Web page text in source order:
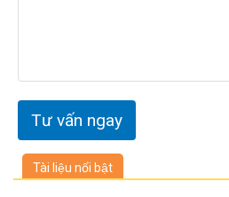
Tài liệu nổi bật